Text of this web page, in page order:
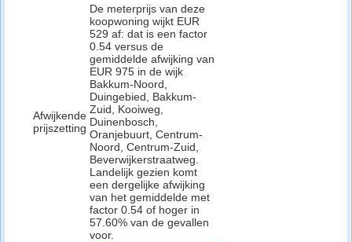
Afwijkende
prijszetting
De meterprijs van deze
koopwoning wijkt EUR
529 af: dat is een factor
0.54 versus de
gemiddelde afwijking van
EUR 975 in de wijk
Bakkum-Noord,
Duingebied, Bakkum-
Zuid, Kooiweg,
Duinenbosch,
Oranjebuurt, Centrum-
Noord, Centrum-Zuid,
Beverwijkerstraatweg.
Landelijk gezien komt
een dergelijke afwijking
van het gemiddelde met
factor 0.54 of hoger in
57.60% van de gevallen
voor.